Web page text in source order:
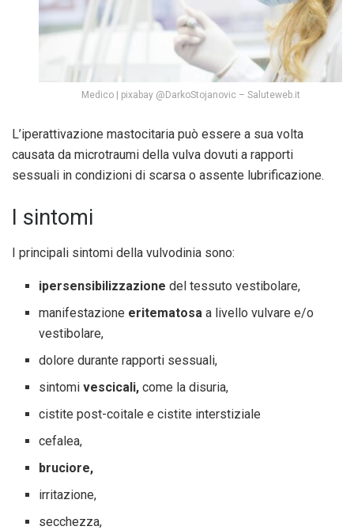
Medico | pixabay @DarkoStojanovic – Saluteweb.it
L’iperattivazione mastocitaria può essere a sua volta
causata da microtraumi della vulva dovuti a rapporti
sessuali in condizioni di scarsa o assente lubrificazione.
I sintomi
I principali sintomi della vulvodinia sono:
ipersensibilizzazione del tessuto vestibolare,
manifestazione eritematosa a livello vulvare e/o
vestibolare,
dolore durante rapporti sessuali,
sintomivescicali, come la disuria,
cistite post-coitale e cistite interstiziale
cefalea,
bruciore,
irritazione,
secchezza,